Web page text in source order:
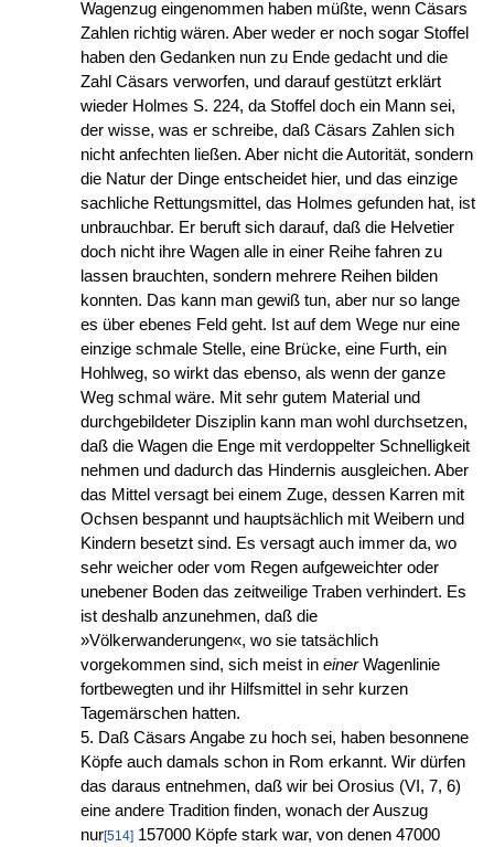
Wagenzug eingenommen haben müßte, wenn Cäsars
Zahlen richtig wären. Aber weder er noch sogar Stoffel
haben den Gedanken nun zu Ende gedacht und die
Zahl Cäsars verworfen, und darauf gestützt erklärt
wieder Holmes S. 224, da Stoffel doch ein Mann sei,
der wisse, was er schreibe, daß Cäsars Zahlen sich
nicht anfechten ließen. Aber nicht die Autorität, sondern
die Natur der Dinge entscheidet hier, und das einzige
sachliche Rettungsmittel, das Holmes gefunden hat, ist
unbrauchbar. Er beruft sich darauf, daß die Helvetier
doch nicht ihre Wagen alle in einer Reihe fahren zu
lassen brauchten, sondern mehrere Reihen bilden
konnten. Das kann man gewiß tun, aber nur so lange
es über ebenes Feld geht. Ist auf dem Wege nur eine
einzige schmale Stelle, eine Brücke, eine Furth, ein
Hohlweg, so wirkt das ebenso, als wenn der ganze
Weg schmal wäre. Mit sehr gutem Material und
durchgebildeter Disziplin kann man wohl durchsetzen,
daß die Wagen die Enge mit verdoppelter Schnelligkeit
nehmen und dadurch das Hindernis ausgleichen. Aber
das Mittel versagt bei einem Zuge, dessen Karren mit
Ochsen bespannt und hauptsächlich mit Weibern und
Kindern besetzt sind. Es versagt auch immer da, wo
sehr weicher oder vom Regen aufgeweichter oder
unebener Boden das zeitweilige Traben verhindert. Es
ist deshalb anzunehmen, daß die
»Völkerwanderungen«, wo sie tatsächlich
vorgekommen sind, sich meist ineinerWagenlinie
fortbewegten und ihr Hilfsmittel in sehr kurzen
Tagemärschen hatten.
5. Daß Cäsars Angabe zu hoch sei, haben besonnene
Köpfe auch damals schon in Rom erkannt. Wir dürfen
das daraus entnehmen, daß wir bei Orosius (VI, 7, 6)
eine andere Tradition finden, wonach der Auszug
nur[514] 157000 Köpfe stark war, von denen 47000